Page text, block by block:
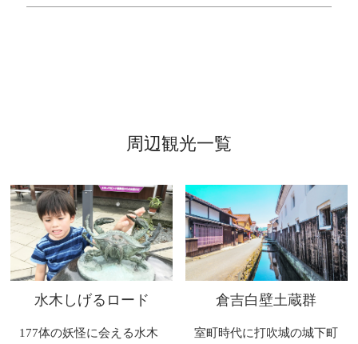
周辺観光一覧
水木しげるロード
177体の妖怪に会える水木
倉吉白壁土蔵群
室町時代に打吹城の城下町